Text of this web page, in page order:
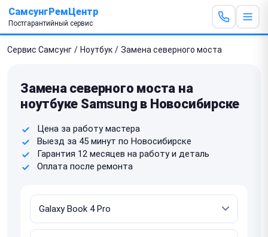
СамсунгРемЦентр
Постгарантийный сервис
Сервис Самсунг / Ноутбук / Замена северного моста
Замена северного моста на
ноутбуке Samsung в Новосибирске
Цена за работу мастера
Выезд за 45 минут по Новосибирске
Гарантия 12 месяцев на работу и деталь
Оплата после ремонта